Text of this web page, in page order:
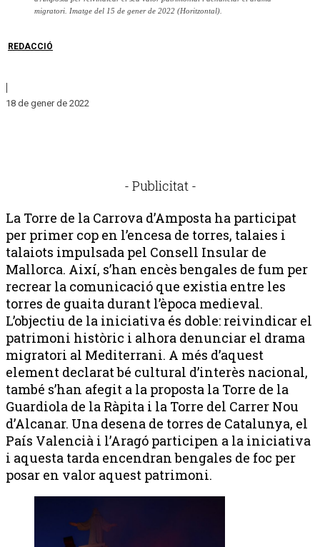
migratori. Imatge del 15 de gener de 2022 (Horitzontal).
REDACCIÓ
|
18 de gener de 2022
- Publicitat -
La Torre de la Carrova d’Amposta ha participat
per primer cop en l’encesa de torres, talaies i
talaiots impulsada pel Consell Insular de
Mallorca. Així, s’han encès bengales de fum per
recrear la comunicació que existia entre les
torres de guaita durant l’època medieval.
L’objectiu de la iniciativa és doble: reivindicar el
patrimoni històric i alhora denunciar el drama
migratori al Mediterrani. A més d’aquest
element declarat bé cultural d’interès nacional,
també s’han afegit a la proposta la Torre de la
Guardiola de la Ràpita i la Torre del Carrer Nou
d’Alcanar. Una desena de torres de Catalunya, el
País Valencià i l’Aragó participen a la iniciativa
i aquesta tarda encendran bengales de foc per
posar en valor aquest patrimoni.